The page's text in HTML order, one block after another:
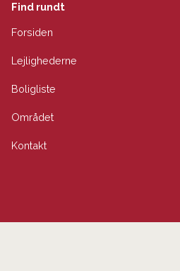
Find rundt
Forsiden
Lejlighederne
Boligliste
Området
Kontakt